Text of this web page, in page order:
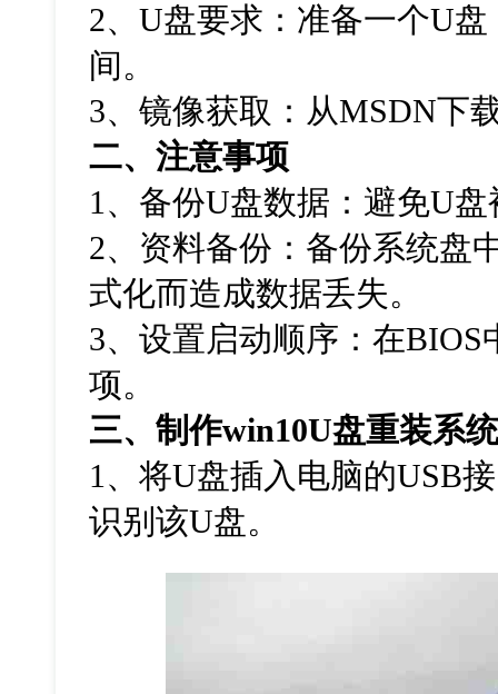
2、U盘要求：准备一个U
间。
3、镜像获取：从MSDN下
二、注意事项
1、备份U盘数据：避免U
2、资料备份：备份系统盘
式化而造成数据丢失。
3、设置启动顺序：在
项。
三、制作win10U盘重装系
1 、将U盘插入电脑的USB
识别该U盘。